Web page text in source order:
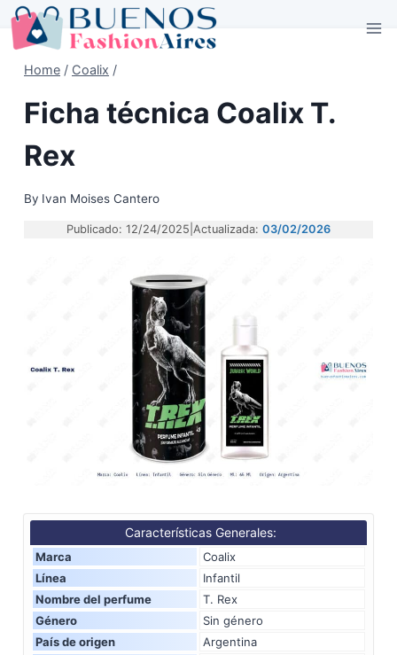
Skip
to
Home / Coalix /
Ficha técnica Coalix T.
Rex
By Ivan Moises Cantero
Publicado: 12/24/2025 Actualizada: 03/02/2026
Características Generales:
Marca
Coalix
Línea
Infantil
Nombre del perfume
T. Rex
Género
Sin género
País de origen
Argentina